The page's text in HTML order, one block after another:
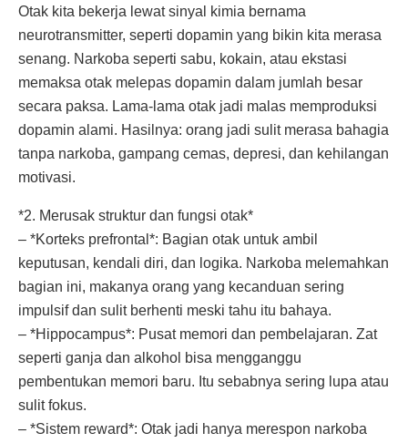
Otak kita bekerja lewat sinyal kimia bernama
neurotransmitter, seperti dopamin yang bikin kita merasa
senang. Narkoba seperti sabu, kokain, atau ekstasi
memaksa otak melepas dopamin dalam jumlah besar
secara paksa. Lama-lama otak jadi malas memproduksi
dopamin alami. Hasilnya: orang jadi sulit merasa bahagia
tanpa narkoba, gampang cemas, depresi, dan kehilangan
motivasi.
*2. Merusak struktur dan fungsi otak*
– *Korteks prefrontal*: Bagian otak untuk ambil
keputusan, kendali diri, dan logika. Narkoba melemahkan
bagian ini, makanya orang yang kecanduan sering
impulsif dan sulit berhenti meski tahu itu bahaya.
– *Hippocampus*: Pusat memori dan pembelajaran. Zat
seperti ganja dan alkohol bisa mengganggu
pembentukan memori baru. Itu sebabnya sering lupa atau
sulit fokus.
– *Sistem reward*: Otak jadi hanya merespon narkoba